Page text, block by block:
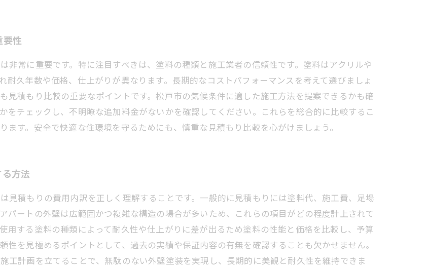
要性
非常に重要です。特に注目すべきは、塗料の種類と施工業者の信頼性です。塗料はアクリルや
耐久年数や価格、仕上がりが異なります。長期的なコストパフォーマンスを考えて選びましょ
見積もり比較の重要なポイントです。松戸市の気候条件に適した施工方法を提案できるかも確
をチェックし、不明瞭な追加料金がないかを確認してください。これらを総合的に比較するこ
す。安全で快適な住環境を守るためにも、慎重な見積もり比較を心がけましょう。
方法
見積もりの費用内訳を正しく理解することです。一般的に見積もりには塗料代、施工費、足場
パートの外壁は広範囲かつ複雑な構造の場合が多いため、これらの項目がどの程度計上されて
用する塗料の種類によって耐久性や仕上がりに差が出るため塗料の性能と価格を比較し、予算
を見極めるポイントとして、過去の実績や保証内容の有無を確認することも欠かせません。
工計画を立てることで、無駄のない外壁塗装を実現し、長期的に美観と耐久性を維持できま